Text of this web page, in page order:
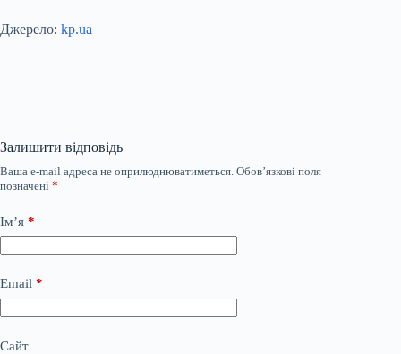
Джерело: kp.ua
Залишити відповідь
Ваша e-mail адреса не оприлюднюватиметься. Обов’язкові поля
позначені *
Ім’я *
Email *
Сайт